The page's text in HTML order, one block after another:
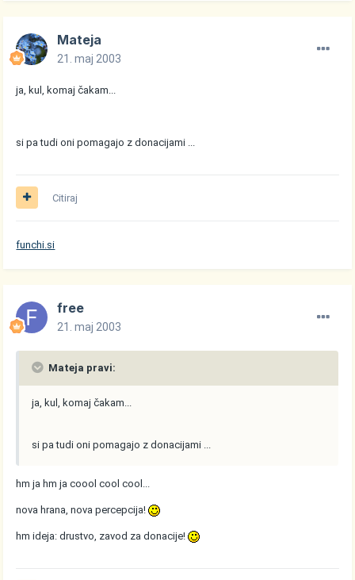
Mateja
21. maj 2003
ja, kul, komaj čakam...
si pa tudi oni pomagajo z donacijami ...
Citiraj
funchi.si
free
21. maj 2003
Mateja pravi:
ja, kul, komaj čakam...
si pa tudi oni pomagajo z donacijami ...
hm ja hm ja coool cool cool...
nova hrana, nova percepcija!
hm ideja: drustvo, zavod za donacije!